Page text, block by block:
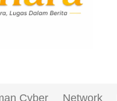
Cyber Network